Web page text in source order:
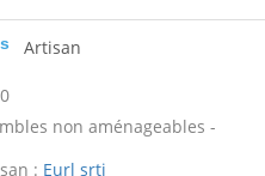
Artisan
non aménageables -
: Eurl srti